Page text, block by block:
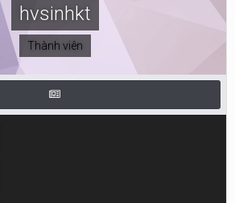
hvsinhkt
Thành viên